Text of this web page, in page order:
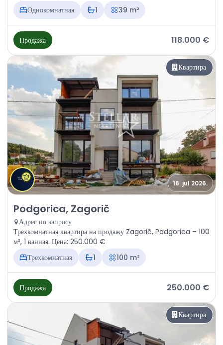
Однокомнатная
1 39 m²
Продажа 118.000 €
Квартира
16. jul 2026.
Продажа - Квартира Podgorica, Zagorič
Podgorica, Zagorič
Адрес по запросу
Трехкомнатная квартира на продажу Zagorič, Podgorica – 100
м², 1 ванная. Цена: 250.000 €
Трехкомнатная
1 100 m²
Продажа 250.000 €
Квартира